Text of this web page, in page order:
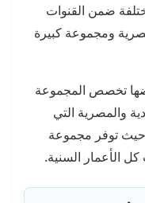
ضمن القنوات
ومجموعة كبيرة
تخصص المجموعة
والمصرية التي
حيث توفر مجموعة
الأعمار السنية.